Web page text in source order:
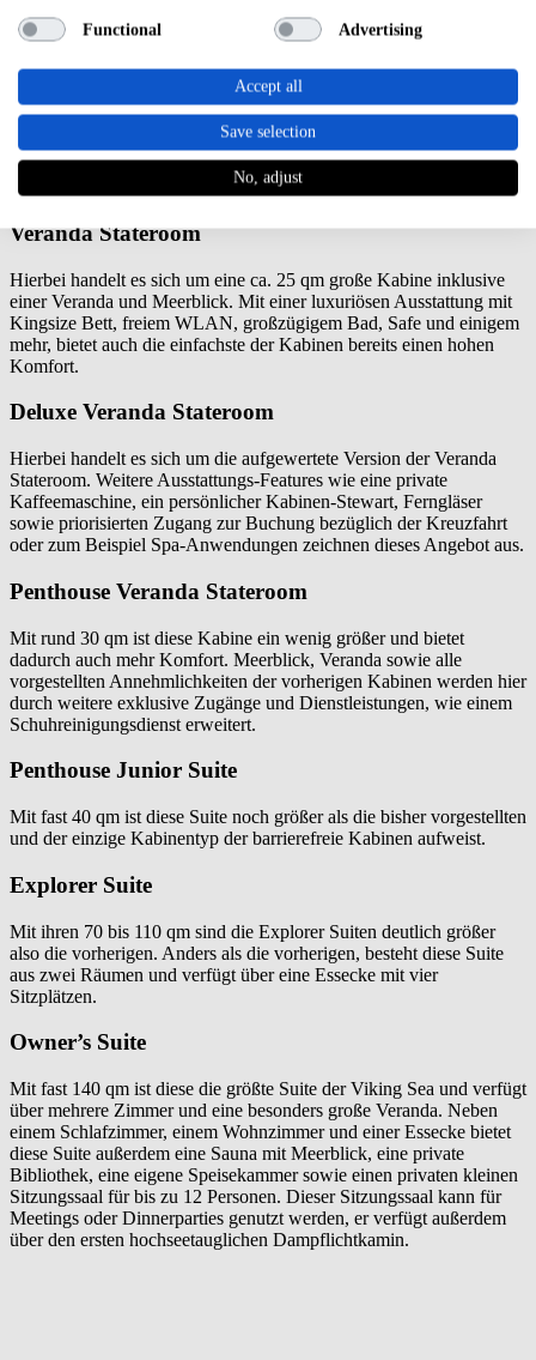
Gefilden sich die Viking Sea gerade rumtreibt, haben wir hier das
Schiffsradarfür euch.
Die Kabinen
Die schönsten Inseln und Ausflugsziele sind nichts wert, wenn man
keine passende Schiffskabine hat. Die Viking Sea bietet Kabinen für
alle möglichen Geschmäcker und Vorlieben:
Veranda Stateroom
Hierbei handelt es sich um eine ca. 25 qm große Kabine inklusive
einer Veranda und Meerblick. Mit einer luxuriösen Ausstattung mit
Kingsize Bett, freiem WLAN, großzügigem Bad, Safe und einigem
mehr, bietet auch die einfachste der Kabinen bereits einen hohen
Komfort.
Deluxe Veranda Stateroom
Hierbei handelt es sich um die aufgewertete Version der Veranda
Stateroom. Weitere Ausstattungs-Features wie eine private
Kaffeemaschine, ein persönlicher Kabinen-Stewart, Ferngläser
sowie priorisierten Zugang zur Buchung bezüglich der Kreuzfahrt
oder zum Beispiel Spa-Anwendungen zeichnen dieses Angebot aus.
Penthouse Veranda Stateroom
Mit rund 30 qm ist diese Kabine ein wenig größer und bietet
dadurch auch mehr Komfort. Meerblick, Veranda sowie alle
vorgestellten Annehmlichkeiten der vorherigen Kabinen werden hier
durch weitere exklusive Zugänge und Dienstleistungen, wie einem
Schuhreinigungsdienst erweitert.
Penthouse Junior Suite
Mit fast 40 qm ist diese Suite noch größer als die bisher vorgestellten
und der einzige Kabinentyp der barrierefreie Kabinen aufweist.
Explorer Suite
Mit ihren 70 bis 110 qm sind die Explorer Suiten deutlich größer
also die vorherigen. Anders als die vorherigen, besteht diese Suite
aus zwei Räumen und verfügt über eine Essecke mit vier
Sitzplätzen.
Owner’s Suite
Mit fast 140 qm ist diese die größte Suite der Viking Sea und verfügt
über mehrere Zimmer und eine besonders große Veranda. Neben
einem Schlafzimmer, einem Wohnzimmer und einer Essecke bietet
diese Suite außerdem eine Sauna mit Meerblick, eine private
Bibliothek, eine eigene Speisekammer sowie einen privaten kleinen
Sitzungssaal für bis zu 12 Personen. Dieser Sitzungssaal kann für
Meetings oder Dinnerparties genutzt werden, er verfügt außerdem
über den ersten hochseetauglichen Dampflichtkamin.
Functional Advertising
Accept all
Save selection
No, adjust